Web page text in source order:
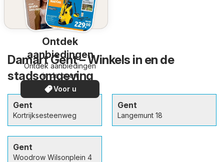
Ontdek
aanbiedingen
Ontdek aanbiedingen
in de buurt
Voor u
Damart Gent – Winkels in en de
stadsomgeving
Gent
Kortrijksesteenweg
Gent
Langemunt 18
Gent
Woodrow Wilsonplein 4